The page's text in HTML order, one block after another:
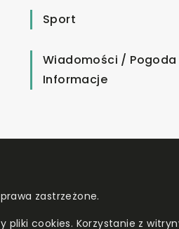
Sport
Wiadomości /
Informacje
zastrzeżone.
cookies. Korzystanie z